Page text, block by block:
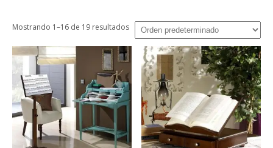
Mostrando 1–16 de 19 resultados